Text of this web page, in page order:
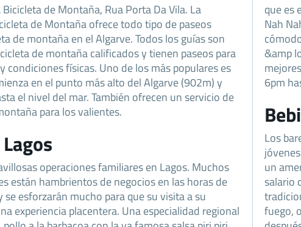
de Montaña, Rua Porta Da Vila. La
de Montaña ofrece todo tipo de paseos
de montaña en el Algarve. Todos los guías son
de montaña calificados y tienen paseos para
condiciones físicas. Uno de los más populares es
en el punto más alto del Algarve (902m) y
el nivel del mar. También ofrecen un servicio de
para los valientes.
operaciones familiares en Lagos. Muchos
están hambrientos de negocios en las horas de
esforzarán mucho para que su visita a su
experiencia placentera. Una especialidad regional
que es
Nah
&amp
6pm
Los
un
salario
fuego,